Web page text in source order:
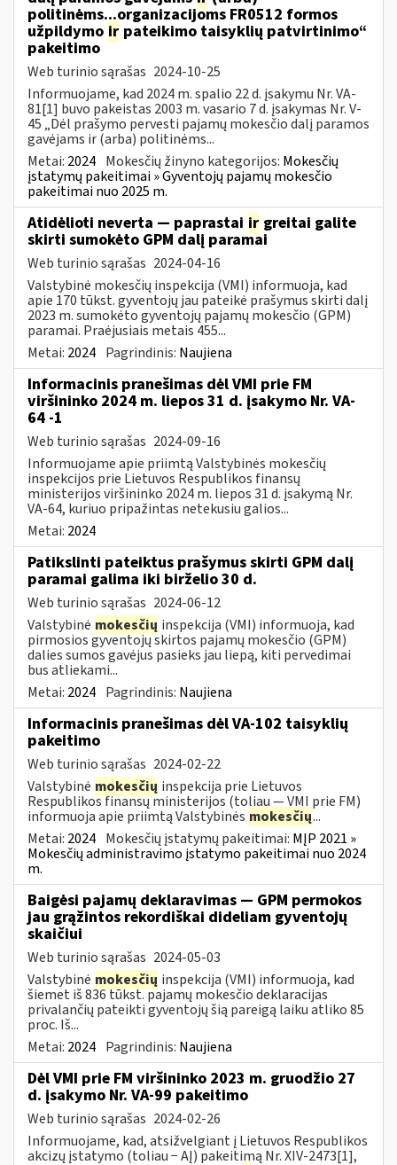
politinėms...organizacijoms FR0512 formos
užpildymo ir pateikimo taisyklių patvirtinimo“
pakeitimo
Web turinio sąrašas 2024-10-25
Informuojame, kad 2024 m. spalio 22 d. įsakymu Nr. VA-
81[1] buvo pakeistas 2003 m. vasario 7 d. įsakymas Nr. V-
45 „Dėl prašymo pervesti pajamų mokesčio dalį paramos
gavėjams ir (arba) politinėms...
Metai: 2024 Mokesčių žinyno kategorijos: Mokesčių
įstatymų pakeitimai » Gyventojų pajamų mokesčio
pakeitimai nuo 2025 m.
Atidėlioti neverta — paprastai ir greitai galite
skirti sumokėto GPM dalį paramai
Web turinio sąrašas 2024-04-16
Valstybinė mokesčių inspekcija (VMI) informuoja, kad
apie 170 tūkst. gyventojų jau pateikė prašymus skirti dalį
2023 m. sumokėto gyventojų pajamų mokesčio (GPM)
paramai. Praėjusiais metais 455...
Metai: 2024 Pagrindinis: Naujiena
Informacinis pranešimas dėl VMI prie FM
viršininko 2024 m. liepos 31 d. įsakymo Nr. VA-
64 -1
Web turinio sąrašas 2024-09-16
Informuojame apie priimtą Valstybinės mokesčių
inspekcijos prie Lietuvos Respublikos finansų
ministerijos viršininko 2024 m. liepos 31 d. įsakymą Nr.
VA-64, kuriuo pripažintas netekusiu galios...
Metai: 2024
Patikslinti pateiktus prašymus skirti GPM dalį
paramai galima iki birželio 30 d.
Web turinio sąrašas 2024-06-12
Valstybinė mokesčių inspekcija (VMI) informuoja, kad
pirmosios gyventojų skirtos pajamų mokesčio (GPM)
dalies sumos gavėjus pasieks jau liepą, kiti pervedimai
bus atliekami...
Metai: 2024 Pagrindinis: Naujiena
Informacinis pranešimas dėl VA-102 taisyklių
pakeitimo
Web turinio sąrašas 2024-02-22
Valstybinė mokesčių inspekcija prie Lietuvos
Respublikos finansų ministerijos (toliau ― VMI prie FM)
informuoja apie priimtą Valstybinės mokesčių...
Metai: 2024 Mokesčių įstatymų pakeitimai: MĮP 2021 »
Mokesčių administravimo įstatymo pakeitimai nuo 2024
m.
Baigėsi pajamų deklaravimas — GPM permokos
jau grąžintos rekordiškai dideliam gyventojų
skaičiui
Web turinio sąrašas 2024-05-03
Valstybinė mokesčių inspekcija (VMI) informuoja, kad
šiemet iš 836 tūkst. pajamų mokesčio deklaracijas
privalančių pateikti gyventojų šią pareigą laiku atliko 85
proc. Iš...
Metai: 2024 Pagrindinis: Naujiena
Dėl VMI prie FM viršininko 2023 m. gruodžio 27
d. įsakymo Nr. VA-99 pakeitimo
Web turinio sąrašas 2024-02-26
Informuojame, kad, atsižvelgiant į Lietuvos Respublikos
akcizų įstatymo (toliau − AĮ) pakeitimą Nr. XIV-2473[1],